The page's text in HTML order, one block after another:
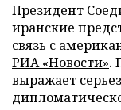
Президент
иранские
связь с
РИА «Новости».
выражает